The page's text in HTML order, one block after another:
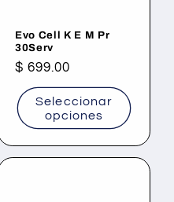
Evo Cell K E M Pr
30Serv
Precio
habitual
$ 699.00
Seleccionar
opciones